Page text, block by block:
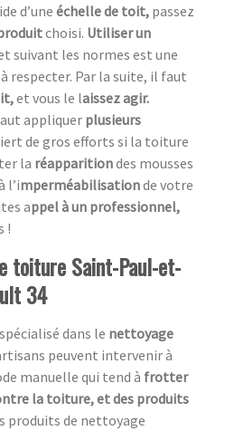
d’une échelle de toit, passez
choisi. Utiliser un
suivant les normes est une
respecter. Par la suite, il faut
et vous le laissez agir.
appliquer plusieurs
de gros efforts si la toiture
la réapparitiondes mousses
l’imperméabilisationde votre
appel à un professionnel,
!
toiture Saint-Paul-et-
34
dans le nettoyage
peuvent intervenir à
manuelle qui tend à frotter
la toiture, et des produits
produits de nettoyage